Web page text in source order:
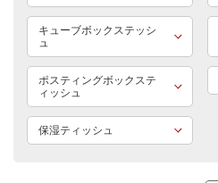
キューブボックステッシ
ュ
ポスティングボックステ
ィッシュ
保湿ティッシュ